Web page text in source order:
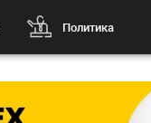
Политика